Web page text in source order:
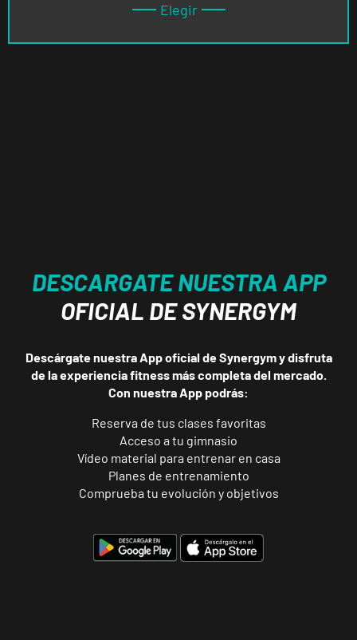
Elegir
DESCARGATE NUESTRA APP
OFICIAL DE SYNERGYM
Descárgate nuestra App oficial de Synergym y disfruta
de la experiencia fitness más completa del mercado.
Con nuestra App podrás:
Reserva de tus clases favoritas
Acceso a tu gimnasio
Vídeo material para entrenar en casa
Planes de entrenamiento
Comprueba tu evolución y objetivos